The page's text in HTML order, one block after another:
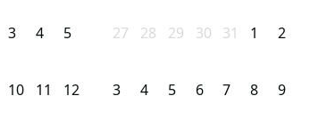
3 4 5
10 11 12
27 28 29 30 31 1 2
3 4 5 6 7 8 9